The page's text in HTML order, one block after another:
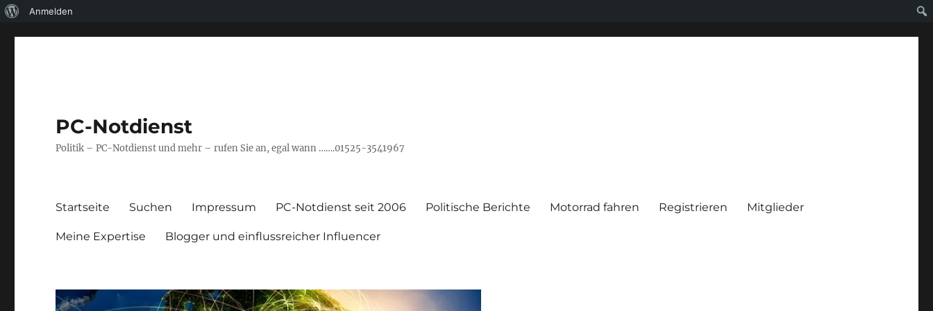
Über
Anmelden
PC-Notdienst
Politik – PC-Notdienst und mehr – rufen Sie an, egal wann …….01525-3541967
Startseite Suchen Impressum PC-Notdienst seit 2006 Politische Berichte Motorrad fahren Registrieren Mitglieder
Meine Expertise Blogger und einflussreicher Influencer